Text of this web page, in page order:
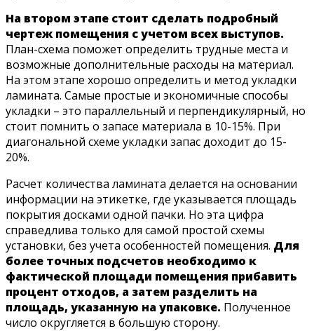
На втором этапе стоит сделать подробный
чертеж помещения с учетом всех выступов.
План-схема поможет определить трудные места и
возможные дополнительные расходы на материал.
На этом этапе хорошо определить и метод укладки
ламината. Самые простые и экономичные способы
укладки – это параллельный и перпендикулярный, но
стоит помнить о запасе материала в 10-15%. При
диагональной схеме укладки запас доходит до 15-
20%.
Расчет количества ламината делается на основании
информации на этикетке, где указывается площадь
покрытия досками одной пачки. Но эта цифра
справедлива только для самой простой схемы
установки, без учета особенностей помещения. Для
более точных подсчетов необходимо к
фактической площади помещения прибавить
процент отходов, а затем разделить на
площадь, указанную на упаковке. Полученное
число округляется в большую сторону.